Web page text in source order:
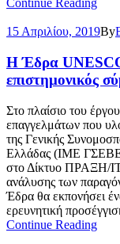
Continue Reading
15 Απριλίου, 2019By
Η Έδρα
επιστημονικός
Στο πλαίσιο του
επαγγελμάτων που
της Γενικής
Ελλάδας (ΙΜΕ
στο Δίκτυο ΠΡΑΞΗ/
ανάλυσης των
Έδρα θα εκπονήσει
ερευνητική
Continue Reading